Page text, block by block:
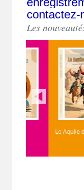
contactez-
Les
Le Aquile della